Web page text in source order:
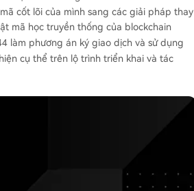
cốt lõi của mình sang các giải pháp thay
mã học truyền thống của blockchain
làm phương án ký giao dịch và sử dụng
cụ thể trên lộ trình triển khai và tác